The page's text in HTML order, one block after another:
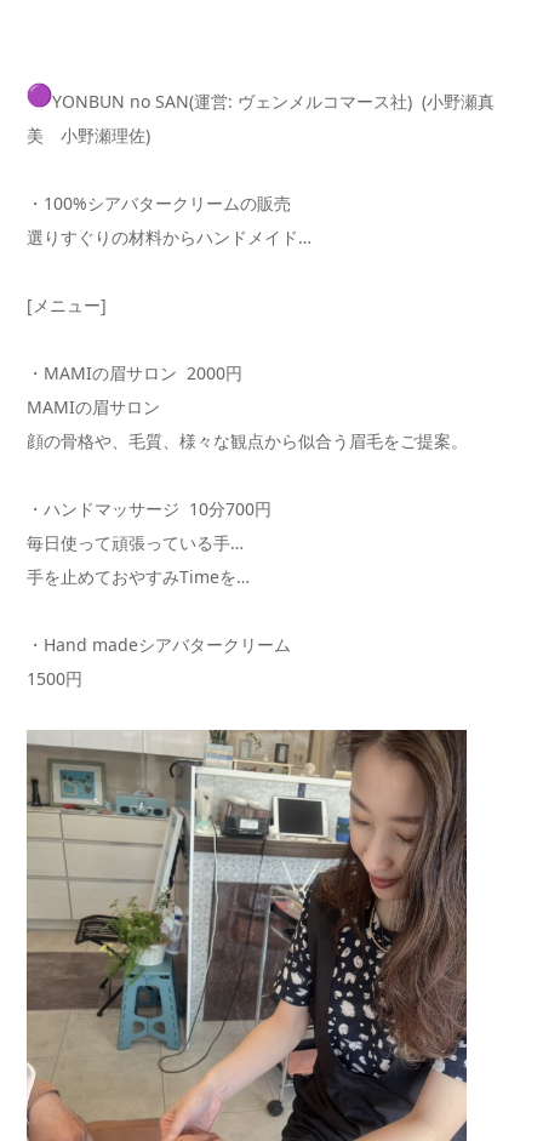
YONBUN no SAN(運営: ヴェンメルコマース社) (小野瀬真
美 小野瀬理佐)
・100%シアバタークリームの販売
選りすぐりの材料からハンドメイド…
[メニュー]
・MAMIの眉サロン 2000円
MAMIの眉サロン
顔の骨格や、毛質、様々な観点から似合う眉毛をご提案。
・ハンドマッサージ 10分700円
毎日使って頑張っている手…
手を止めておやすみTimeを…
・Hand madeシアバタークリーム
1500円